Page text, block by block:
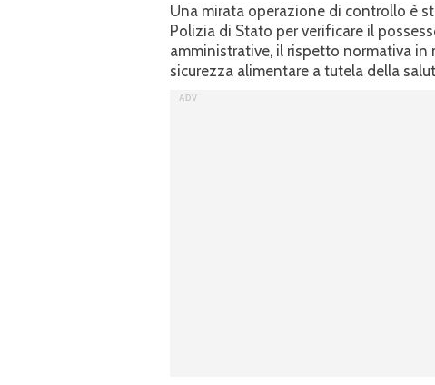
Una mirata operazione di controllo è
Polizia di Stato per verificare il
amministrative, il rispetto normativa in
sicurezza alimentare a tutela della